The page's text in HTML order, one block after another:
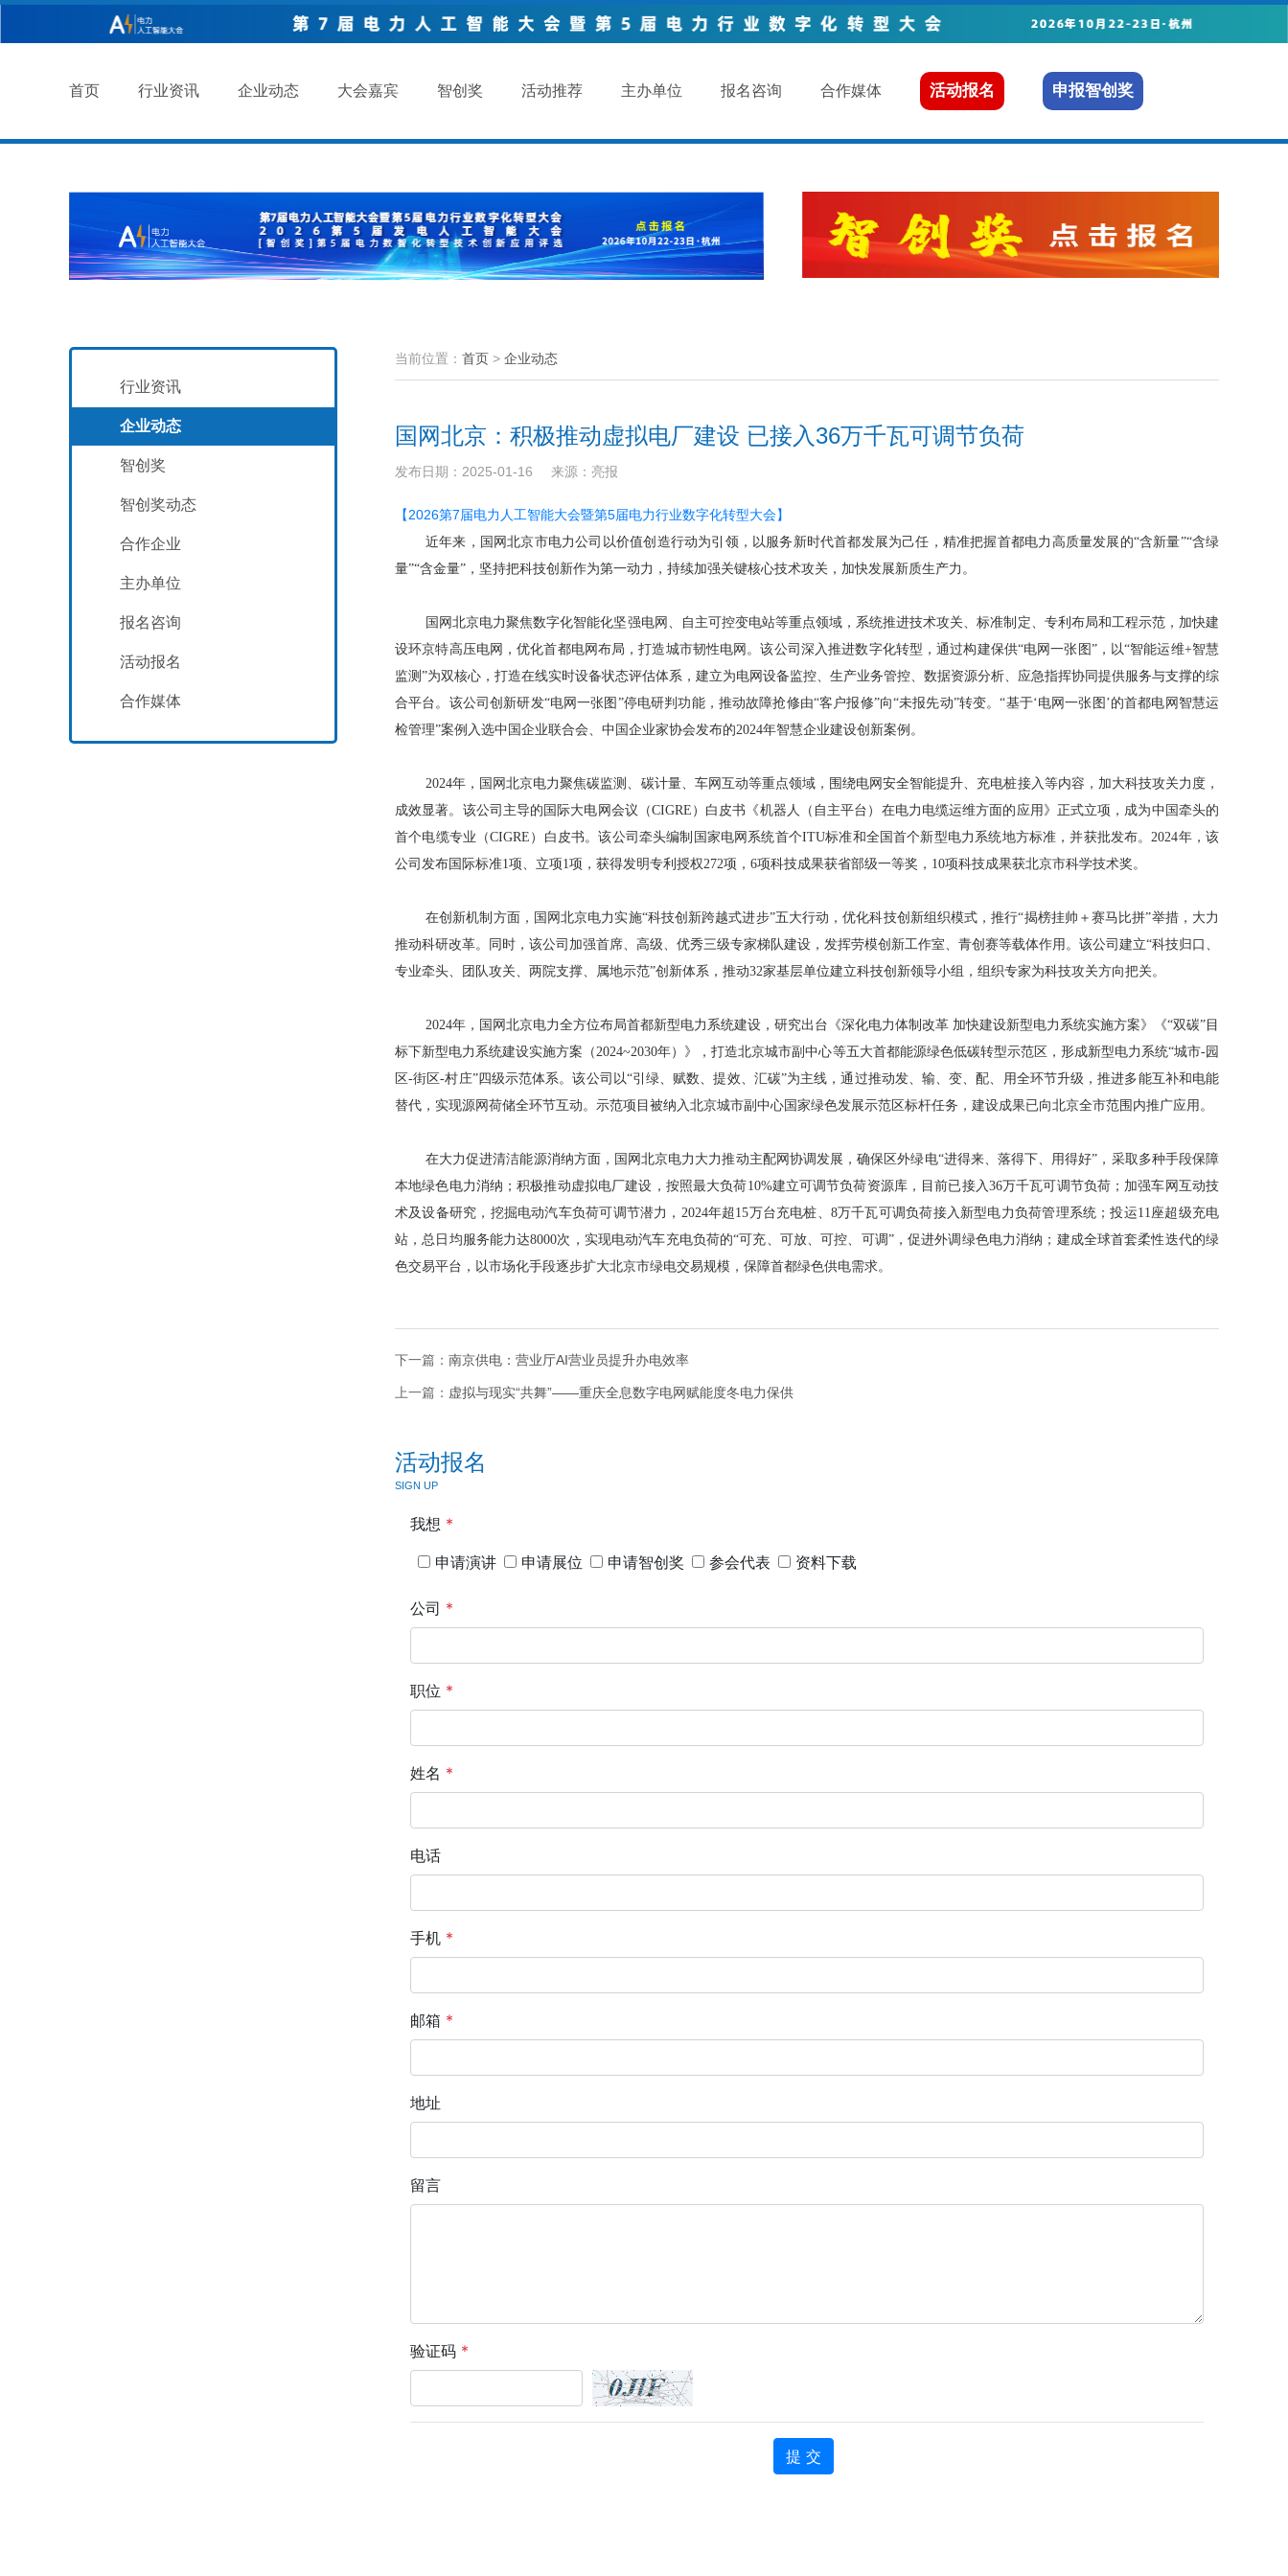
首页 行业资讯 企业动态 大会嘉宾 智创奖 活动推荐 主办单位 报名咨询 合作媒体 活动报名 申报智创奖
行业资讯
企业动态
智创奖
智创奖动态
合作企业
主办单位
报名咨询
活动报名
合作媒体
当前位置： 首页 > 企业动态
国网北京：积极推动虚拟电厂建设 已接入36万千瓦可调节负荷
发布日期：2025-01-16 来源：亮报
【2026第7届电力人工智能大会暨第5届电力行业数字化转型大会】
近年来，国网北京市电力公司以价值创造行动为引领，以服务新时代首都发展为己任，精准把握首都电力高质量发展的“含新量”“含绿
量”“含金量”，坚持把科技创新作为第一动力，持续加强关键核心技术攻关，加快发展新质生产力。
国网北京电力聚焦数字化智能化坚强电网、自主可控变电站等重点领域，系统推进技术攻关、标准制定、专利布局和工程示范，加快建
设环京特高压电网，优化首都电网布局，打造城市韧性电网。该公司深入推进数字化转型，通过构建保供“电网一张图”，以“智能运维+智慧
监测”为双核心，打造在线实时设备状态评估体系，建立为电网设备监控、生产业务管控、数据资源分析、应急指挥协同提供服务与支撑的综
合平台。该公司创新研发“电网一张图”停电研判功能，推动故障抢修由“客户报修”向“未报先动”转变。“基于‘电网一张图’的首都电网智慧运
检管理”案例入选中国企业联合会、中国企业家协会发布的2024年智慧企业建设创新案例。
2024年，国网北京电力聚焦碳监测、碳计量、车网互动等重点领域，围绕电网安全智能提升、充电桩接入等内容，加大科技攻关力度，
成效显著。该公司主导的国际大电网会议（CIGRE）白皮书《机器人（自主平台）在电力电缆运维方面的应用》正式立项，成为中国牵头的
首个电缆专业（CIGRE）白皮书。该公司牵头编制国家电网系统首个ITU标准和全国首个新型电力系统地方标准，并获批发布。2024年，该
公司发布国际标准1项、立项1项，获得发明专利授权272项，6项科技成果获省部级一等奖，10项科技成果获北京市科学技术奖。
在创新机制方面，国网北京电力实施“科技创新跨越式进步”五大行动，优化科技创新组织模式，推行“揭榜挂帅＋赛马比拼”举措，大力
推动科研改革。同时，该公司加强首席、高级、优秀三级专家梯队建设，发挥劳模创新工作室、青创赛等载体作用。该公司建立“科技归口、
专业牵头、团队攻关、两院支撑、属地示范”创新体系，推动32家基层单位建立科技创新领导小组，组织专家为科技攻关方向把关。
2024年，国网北京电力全方位布局首都新型电力系统建设，研究出台《深化电力体制改革 加快建设新型电力系统实施方案》《“双碳”目
标下新型电力系统建设实施方案（2024~2030年）》，打造北京城市副中心等五大首都能源绿色低碳转型示范区，形成新型电力系统“城市-园
区-街区-村庄”四级示范体系。该公司以“引绿、赋数、提效、汇碳”为主线，通过推动发、输、变、配、用全环节升级，推进多能互补和电能
替代，实现源网荷储全环节互动。示范项目被纳入北京城市副中心国家绿色发展示范区标杆任务，建设成果已向北京全市范围内推广应用。
在大力促进清洁能源消纳方面，国网北京电力大力推动主配网协调发展，确保区外绿电“进得来、落得下、用得好”，采取多种手段保障
本地绿色电力消纳；积极推动虚拟电厂建设，按照最大负荷10%建立可调节负荷资源库，目前已接入36万千瓦可调节负荷；加强车网互动技
术及设备研究，挖掘电动汽车负荷可调节潜力，2024年超15万台充电桩、8万千瓦可调负荷接入新型电力负荷管理系统；投运11座超级充电
站，总日均服务能力达8000次，实现电动汽车充电负荷的“可充、可放、可控、可调”，促进外调绿色电力消纳；建成全球首套柔性迭代的绿
色交易平台，以市场化手段逐步扩大北京市绿电交易规模，保障首都绿色供电需求。
下一篇： 南京供电：营业厅AI营业员提升办电效率
上一篇： 虚拟与现实“共舞”——重庆全息数字电网赋能度冬电力保供
活动报名
SIGN UP